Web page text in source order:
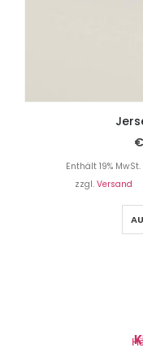
€
Enthält 19% MwSt.
zzgl. Versand